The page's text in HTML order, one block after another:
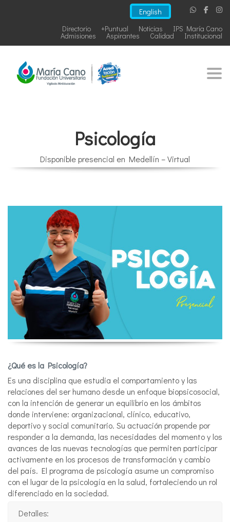
English
IPS María Cano
Noticias
+Puntual
Directorio
Institucional
Calidad
Aspirantes
Admisiones
Psicología
Disponible presencial en Medellín – Virtual
¿Qué es la Psicología?
Es una disciplina que estudia el comportamiento y las
relaciones del ser humano desde un enfoque biopsicosocial,
con la intención de generar un equilibrio en los ámbitos
donde interviene: organizacional, clínico, educativo,
deportivo y social comunitario. Su actuación propende por
responder a la demanda, las necesidades del momento y los
avances de las nuevas tecnologías que permiten participar
activamente en los procesos de transformación y cambio
del país. El programa de psicología asume un compromiso
con el lugar de la psicología en la salud, fortaleciendo un rol
diferenciado en la sociedad.
Detalles: